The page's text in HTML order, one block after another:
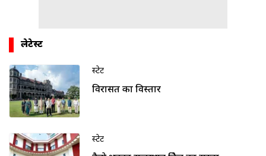
लेटेस्ट
स्टेट
विरासत का विस्तार
स्टेट